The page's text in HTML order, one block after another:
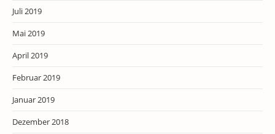
Juli 2019
Mai 2019
April 2019
Februar 2019
Januar 2019
Dezember 2018